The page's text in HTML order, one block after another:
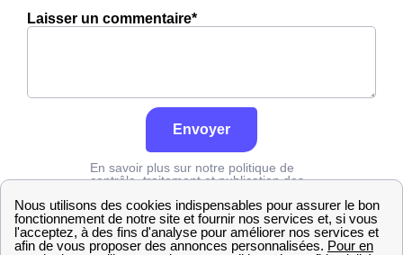
Laisser un commentaire*
Envoyer
En savoir plus sur notre politique de
contrôle, traitement et publication des
Engie Allier Châtel-Montagne